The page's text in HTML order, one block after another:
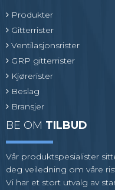
Produkter
Gitterrister
Ventilasjonsrister
GRP gitterrister
Kjørerister
Beslag
Bransjer
BE OM TILBUD
Vår produktspesialister
deg veiledning om våre
Vi har et stort utvalg av